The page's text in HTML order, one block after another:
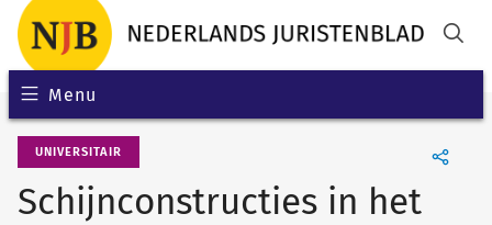
Menu
UNIVERSITAIR
Schijnconstructies in het